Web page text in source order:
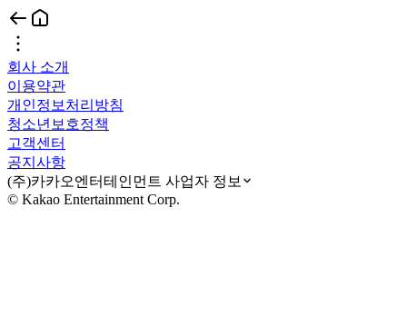
회사 소개
이용약관
개인정보처리방침
청소년보호정책
고객센터
공지사항
(주)카카오엔터테인먼트 사업자 정보
© Kakao Entertainment Corp.